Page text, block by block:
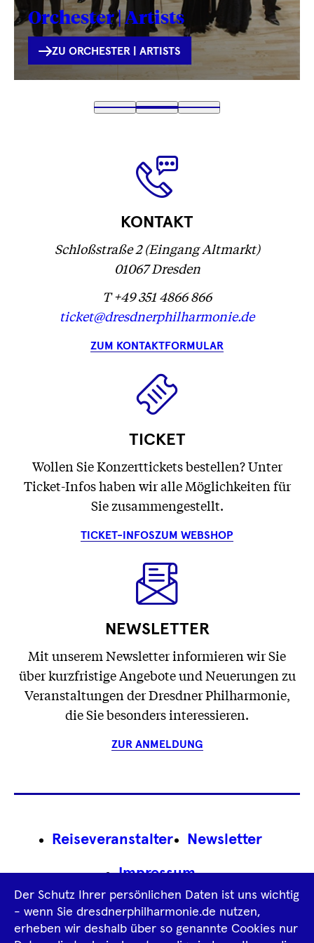
Orchester | Artists
INTERNE
VERLINKUNG
ZU ORCHESTER | ARTISTS
Text
1
Text
2
(
...
Text
3
KONTAKT
Schloßstraße 2 (Eingang Altmarkt)
01067 Dresden
T +49 351 4866 866
ticket@dresdnerphilharmonie.de
ZUM KONTAKTFORMULAR
TICKET
Wollen Sie Konzerttickets bestellen? Unter
Ticket-Infos haben wir alle Möglichkeiten für
Sie zusammengestellt.
TICKET-INFOSZUM WEBSHOP
NEWSLETTER
Mit unserem Newsletter informieren wir Sie
über kurzfristige Angebote und Neuerungen zu
Veranstaltungen der Dresdner Philharmonie,
die Sie besonders interessieren.
ZUR ANMELDUNG
Footer
Reiseveranstalter Newsletter
Impressum
Datenschutz­information AGB
Der Schutz Ihrer persönlichen Daten ist uns wichtig
- wenn Sie dresdnerphilharmonie.de nutzen,
erheben wir deshalb über so genannte Cookies nur